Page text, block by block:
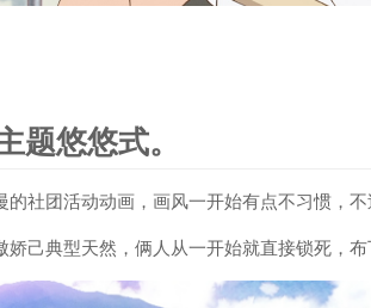
题悠悠式。
社团活动动画，画风一开始有点不习惯，不
己典型天然，俩人从一开始就直接锁死，